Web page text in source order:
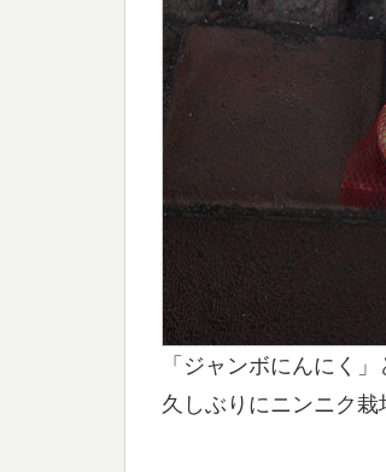
「ジャンボにんにく
久しぶりにニンニク